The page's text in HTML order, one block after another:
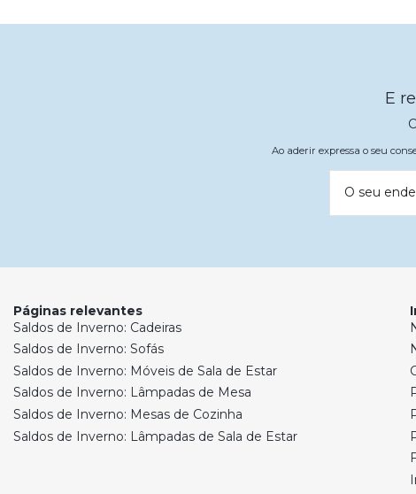
E
Ao aderir expressa o seu
O seu
Páginas relevantes
Saldos de Inverno: Cadeiras
Saldos de Inverno: Sofás
Saldos de Inverno: Móveis de Sala de Estar
Saldos de Inverno: Lâmpadas de Mesa
Saldos de Inverno: Mesas de Cozinha
Saldos de Inverno: Lâmpadas de Sala de Estar